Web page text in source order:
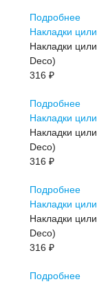
Подробнее
Накладки
Накладки
Deco)
316 ₽
Подробнее
Накладки
Накладки
Deco)
316 ₽
Подробнее
Накладки
Накладки
Deco)
316 ₽
Подробнее